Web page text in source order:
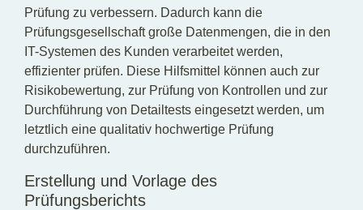
Prüfung zu verbessern. Dadurch kann die
Prüfungsgesellschaft große Datenmengen, die in den
IT-Systemen des Kunden verarbeitet werden,
effizienter prüfen. Diese Hilfsmittel können auch zur
Risikobewertung, zur Prüfung von Kontrollen und zur
Durchführung von Detailtests eingesetzt werden, um
letztlich eine qualitativ hochwertige Prüfung
durchzuführen.
Erstellung und Vorlage des
Prüfungsberichts